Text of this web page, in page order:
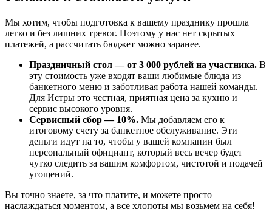
Мы хотим, чтобы подготовка к вашему празднику прошла
легко и без лишних тревог. Поэтому у нас нет скрытых
платежей, а рассчитать бюджет можно заранее.
Праздничный стол — от 3 000 рублей на участника. В
эту стоимость уже входят ваши любимые блюда из
банкетного меню и заботливая работа нашей команды.
Для Истры это честная, приятная цена за кухню и
сервис высокого уровня.
Сервисный сбор — 10%. Мы добавляем его к
итоговому счету за банкетное обслуживание. Эти
деньги идут на то, чтобы у вашей компании был
персональный официант, который весь вечер будет
чутко следить за вашим комфортом, чистотой и подачей
угощений.
Вы точно знаете, за что платите, и можете просто
наслаждаться моментом, а все хлопоты мы возьмем на себя!